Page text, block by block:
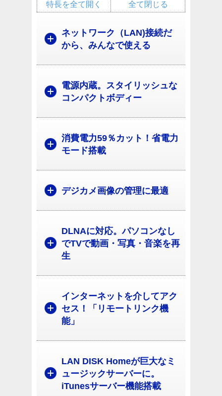
全て閉じる
特長を全て開く
ネットワーク（LAN)接続だ
から、みんなで使える
電源内蔵。スタイリッシュな
コンパクトボディー
消費電力59％カット！省電力
モード搭載
デジカメ画像の管理に最適
DLNAに対応。パソコンなし
でTVで動画・写真・音楽を再
生
インターネットを介してアク
セス！「リモートリンク機
能」
LAN DISK Homeが巨大なミ
ュージックサーバーに。
iTunesサーバー機能搭載